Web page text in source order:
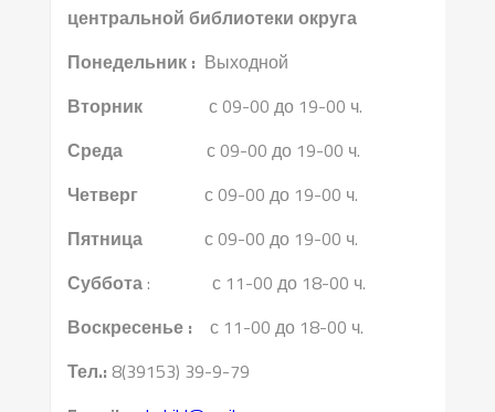
центральной библиотеки округа
Понедельник : Выходной
Вторникс 09-00 до 19-00 ч.
Среда
с 09-00 до 19-00 ч.
Четверг
с 09-00 до 19-00 ч.
Пятницас 09-00 до 19-00 ч.
Суббота: с 11-00 до 18-00 ч.
Воскресенье : с 11-00 до 18-00 ч.
Тел.: 8(39153) 39-9-79